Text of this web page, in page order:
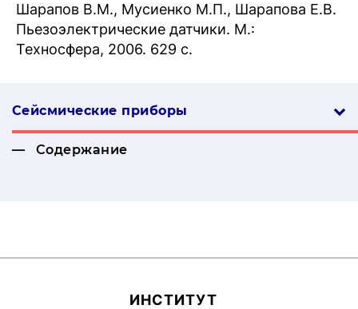
Шарапов В.М., Мусиенко М.П., Шарапова Е.В.
Пьезоэлектрические датчики. М.:
Техносфера, 2006. 629 с.
Сейсмические приборы
Содержание
ИН­СТИ­ТУТ